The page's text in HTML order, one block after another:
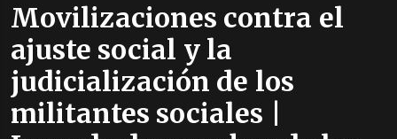
Movilizaciones contra el
ajuste social y la
judicialización de los
militantes sociales |